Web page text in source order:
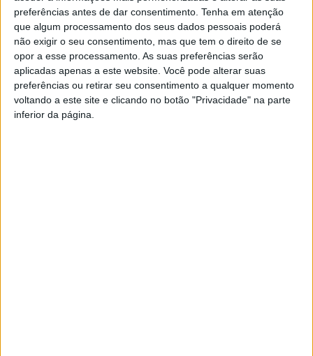
preferências antes de dar consentimento. Tenha em atenção
que algum processamento dos seus dados pessoais poderá
não exigir o seu consentimento, mas que tem o direito de se
opor a esse processamento. As suas preferências serão
aplicadas apenas a este website. Você pode alterar suas
preferências ou retirar seu consentimento a qualquer momento
voltando a este site e clicando no botão "Privacidade" na parte
inferior da página.
www.mochosnotelhado.pt/nofiodapalavra
Esta e outras notícias para ouvir na Estação Diária – 96.8
FM ou emwww.968.fm.
Pub